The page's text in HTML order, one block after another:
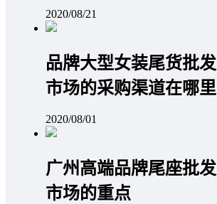
2020/08/21
品牌大型女装尾货批发
市场的采购渠道在哪里
2020/08/01
广州高端品牌尾座批发
市场的重点